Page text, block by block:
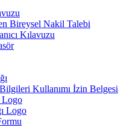
Bireysel Nakil Talebi
Kılavuzu
Kullanımı İzin Belgesi
Logo
Logo